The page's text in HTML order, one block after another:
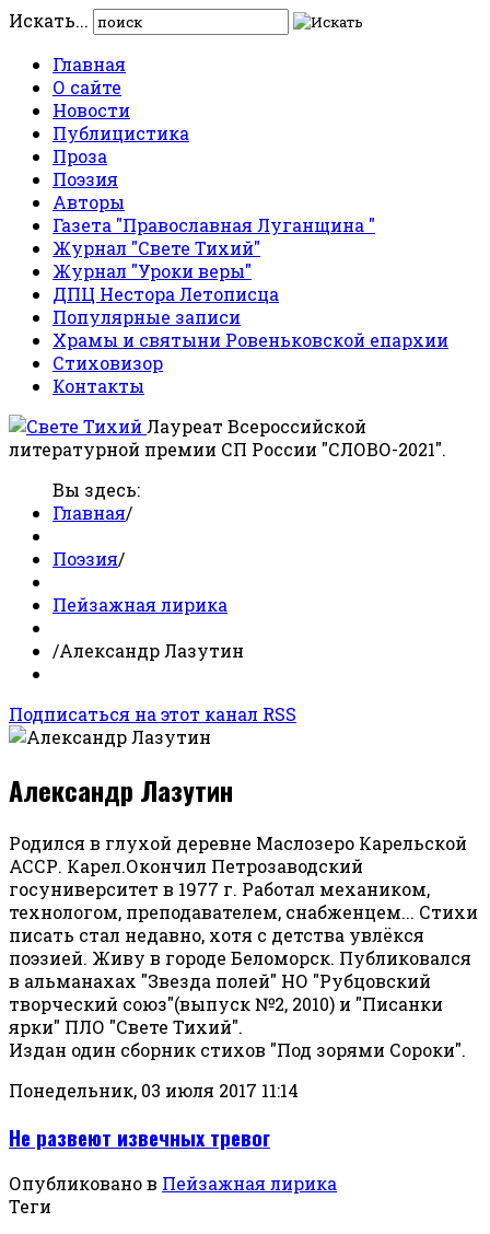
Искать...
Главная
О сайте
Новости
Публицистика
Проза
Поэзия
Авторы
Газета "Православная Луганщина "
Журнал "Свете Тихий"
Журнал "Уроки веры"
ДПЦ Нестора Летописца
Популярные записи
Храмы и святыни Ровеньковской епархии
Стиховизор
Контакты
Лауреат Всероссийской
литературной премии СП России "СЛОВО-2021".
Вы здесь:
Главная/
Поэзия/
Пейзажная лирика
/Александр Лазутин
Подписаться на этот канал RSS
Александр Лазутин
Родился в глухой деревне Маслозеро Карельской
АССР. Карел.Окончил Петрозаводский
госуниверситет в 1977 г. Работал механиком,
технологом, преподавателем, снабженцем... Стихи
писать стал недавно, хотя с детства увлёкся
поэзией. Живу в городе Беломорск. Публиковался
в альманахах "Звезда полей" НО "Рубцовский
творческий союз"(выпуск №2, 2010) и "Писанки
ярки" ПЛО "Свете Тихий".
Издан один сборник стихов "Под зорями Сороки".
Понедельник, 03 июля 2017 11:14
Не развеют извечных тревог
Опубликовано в Пейзажная лирика
Теги